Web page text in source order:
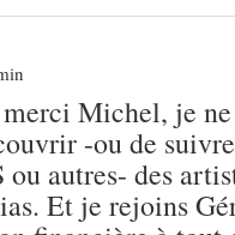
Michel, je
-ou de
autres- des
Et je rejoins